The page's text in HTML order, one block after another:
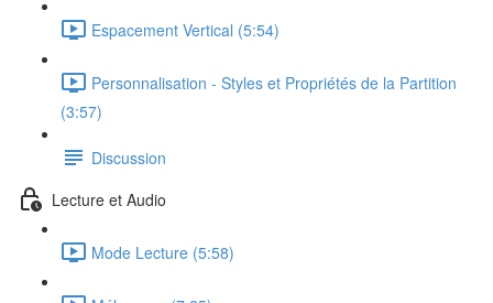
Espacement Vertical (5:54)
Personnalisation - Styles et Propriétés de la Partition
(3:57)
Discussion
Lecture et Audio
Mode Lecture (5:58)